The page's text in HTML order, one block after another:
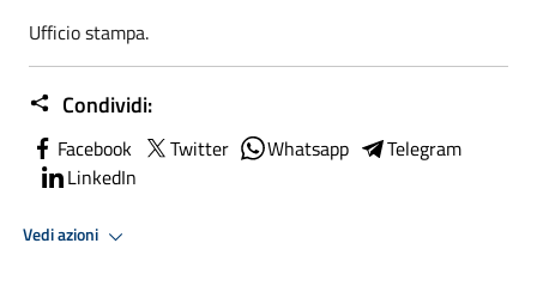
Ufficio stampa.
Condividi:
Facebook Twitter Whatsapp
Telegram
LinkedIn
Vedi azioni